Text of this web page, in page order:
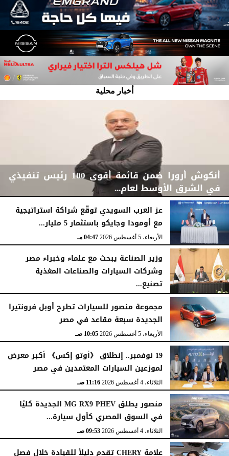
أخبار محلية
أنكوش أرورا ضمن قائمة أقوى 100 رئيس تنفيذي
في الشرق الأوسط لعام...
اليوم 06:21 مـ
عز العرب السويدي توقّع شراكة استراتيجية
مع أومودا وجايكو باستثمار 5 مليار...
الأربعاء، 5 أغسطس 2026 04:47 مـ
وزير الصناعة يبحث مع علماء وخبراء مصر
وشركات السيارات والصناعات المغذية
تصنيع...
الأربعاء، 5 أغسطس 2026
مجموعة منصور للسيارات تطرح أوبل فرونتيرا
الجديدة سبعة مقاعد في مصر
الأربعاء، 5 أغسطس 2026 10:05 صـ
19 نوفمبر.. إنطلاق 《أوتو إكس》 أكبر معرض
لموزعين السيارات المعتمدين في مصر
الثلاثاء، 4 أغسطس 2026 11:16 صـ
منصور يطلق MG RX9 PHEV الجديدة كليًا
في السوق المصري كأول سيارة...
الثلاثاء، 4 أغسطس 2026 09:53 صـ
علامة CHERY تقدم دليلاً للقيادة خلال فصل